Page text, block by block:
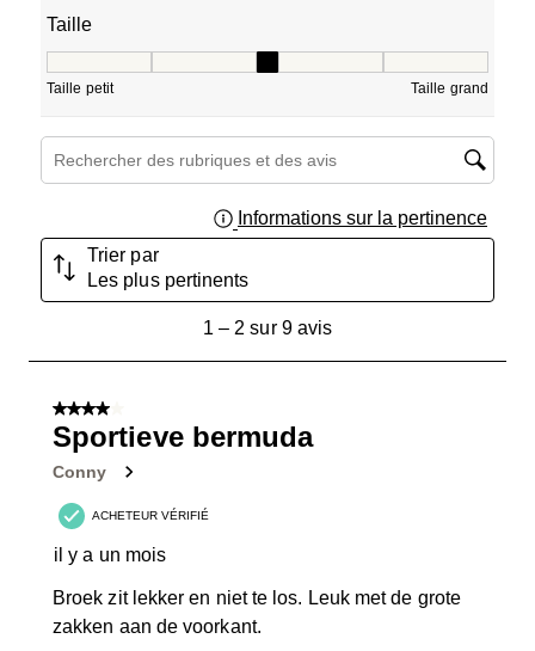
Taille
Taille petit Taille grand
Zone de recherche de sujet et d'avis
Informations sur la pertinence
Trier par
Les plus pertinents
sur
avis.
1– 2 sur 9 avis
4 sur 5 étoiles.
Sportieve bermuda
Conny
ACHETEUR VÉRIFIÉ
il y a un mois
Broek zit lekker en niet te los. Leuk met de grote
zakken aan de voorkant.